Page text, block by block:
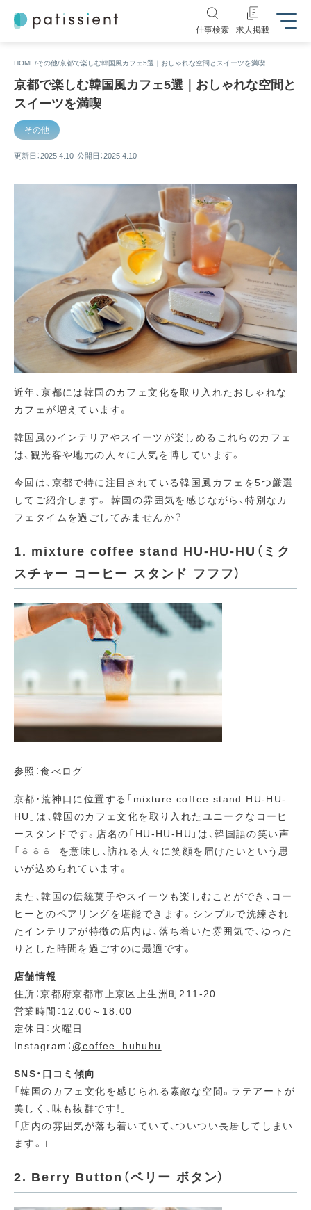
仕事検索 求人掲載
HOME その他 京都で楽しむ韓国風カフェ5選｜おしゃれな空間とスイーツを満喫
京都で楽しむ韓国風カフェ5選｜おしゃれな空間と
スイーツを満喫
その他
更新日：2025.4.10 公開日：2025.4.10
近年、京都には韓国のカフェ文化を取り入れたおしゃれな
カフェが増えています。
韓国風のインテリアやスイーツが楽しめるこれらのカフェ
は、観光客や地元の人々に人気を博しています。
今回は、京都で特に注目されている韓国風カフェを5つ厳選
してご紹介します。 韓国の雰囲気を感じながら、特別なカ
フェタイムを過ごしてみませんか？
1. mixture coffee stand HU-HU-HU（ミク
スチャー コーヒー スタンド フフフ）
参照：食べログ
京都・荒神口に位置する「mixture coffee stand HU-HU-
HU」は、韓国のカフェ文化を取り入れたユニークなコーヒ
ースタンドです。店名の「HU-HU-HU」は、韓国語の笑い声
「ㅎㅎㅎ」を意味し、訪れる人々に笑顔を届けたいという思
いが込められています。
また、韓国の伝統菓子やスイーツも楽しむことができ、コー
ヒーとのペアリングを堪能できます。シンプルで洗練され
たインテリアが特徴の店内は、落ち着いた雰囲気で、ゆった
りとした時間を過ごすのに最適です。
店舗情報
住所：京都府京都市上京区上生洲町211-20
営業時間：12:00～18:00
定休日：火曜日
Instagram： @coffee_huhuhu
SNS・口コミ傾向
「韓国のカフェ文化を感じられる素敵な空間。ラテアートが
美しく、味も抜群です！」
「店内の雰囲気が落ち着いていて、ついつい長居してしまい
ます。」
2. Berry Button（ベリー ボタン）